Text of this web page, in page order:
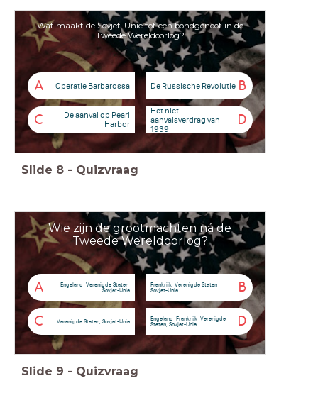
Wat maakt de Sovjet-Unie tot een bondgenoot in de
Tweede Wereldoorlog?
A Operatie Barbarossa B
De Russische Revolutie
C
De aanval op Pearl
Harbor
D
Het niet-
aanvalsverdrag van
1939
Slide 8 - Quizvraag
Wie zijn de grootmachten ná de
Tweede Wereldoorlog?
A
Engeland, Verenigde Staten,
Sovjet-Unie
B
Frankrijk, Verenigde Staten,
Sovjet-Unie
C Verenigde Staten, Sovjet-Unie D
Engeland, Frankrijk, Verenigde
Staten, Sovjet-Unie
Slide 9 - Quizvraag